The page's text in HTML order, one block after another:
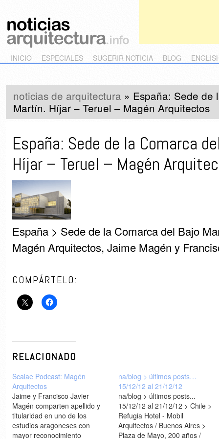
Main menu
Skip to primary content
Skip to secondary content
INICIO ESPECIALES SUGERIR NOTICIA BLOG
noticias de arquitectura » España: Sede de
Martín. Híjar – Teruel – Magén Arquitectos
España: Sede de la Comarca
Híjar – Teruel – Magén
España > Sede de la Comarca del Bajo
Magén Arquitectos, Jaime Magén y
COMPÁRTELO:
RELACIONADO
Scalae Podcast: Magén
Arquitectos
Jaime y Francisco Javier
Magén comparten apellido y
titularidad en uno de los
estudios aragoneses con
mayor reconocimiento
na/blog > últimos posts…
15/12/12 al 21/12/12
na/blog > últimos posts...
15/12/12 al 21/12/12 > Chile >
Refugia Hotel - Mobil
Arquitectos / Buenos Aires >
Plaza de Mayo, 200 años /